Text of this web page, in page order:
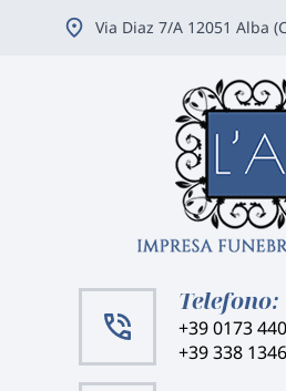
Via Diaz 7/A 12051 Alba
Telefono:
+39 0173
+39 338